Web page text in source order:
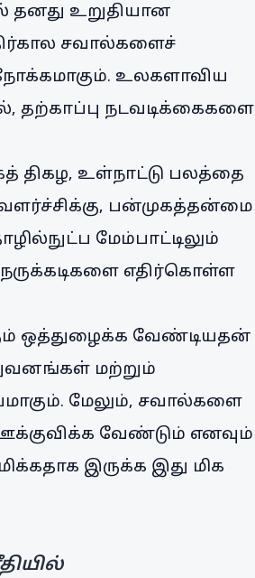
தனது உறுதியான
சவால்களைச்
உலகளாவிய
தற்காப்பு நடவடிக்கைகளை
திகழ, உள்நாட்டு பலத்தை
பன்முகத்தன்மை
மேம்பாட்டிலும்
எதிர்கொள்ள
ஒத்துழைக்க வேண்டியதன்
மற்றும்
மேலும், சவால்களை
வேண்டும் எனவும்
இருக்க இது மிக